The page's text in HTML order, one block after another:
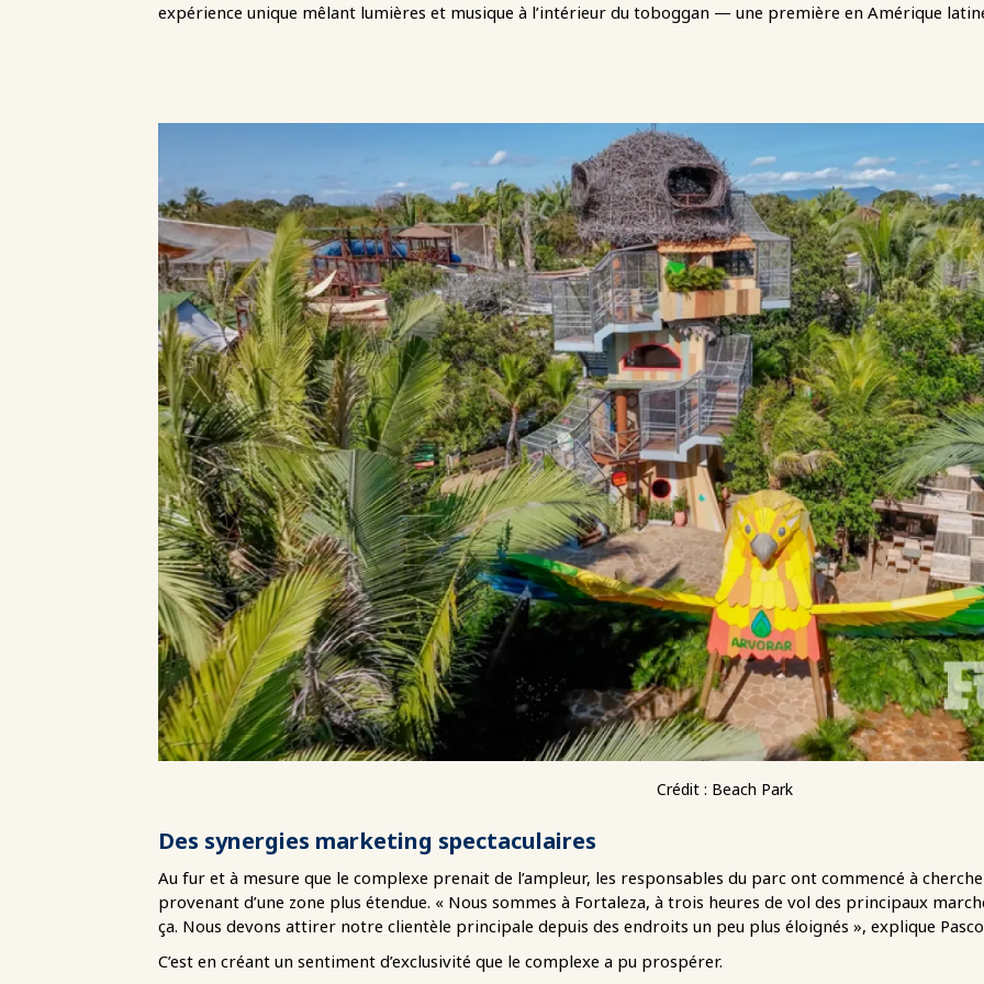
expérience unique mêlant lumières et musique à l’intérieur du toboggan — une première en Amérique
Crédit : Beach Park
Des synergies marketing spectaculaires
Au fur et à mesure que le complexe prenait de l’ampleur, les responsables du parc ont commencé à
provenant d’une zone plus étendue. « Nous sommes à Fortaleza, à trois heures de vol des principaux
ça. Nous devons attirer notre clientèle principale depuis des endroits un peu plus éloignés », explique
C’est en créant un sentiment d’exclusivité que le complexe a pu prospérer.